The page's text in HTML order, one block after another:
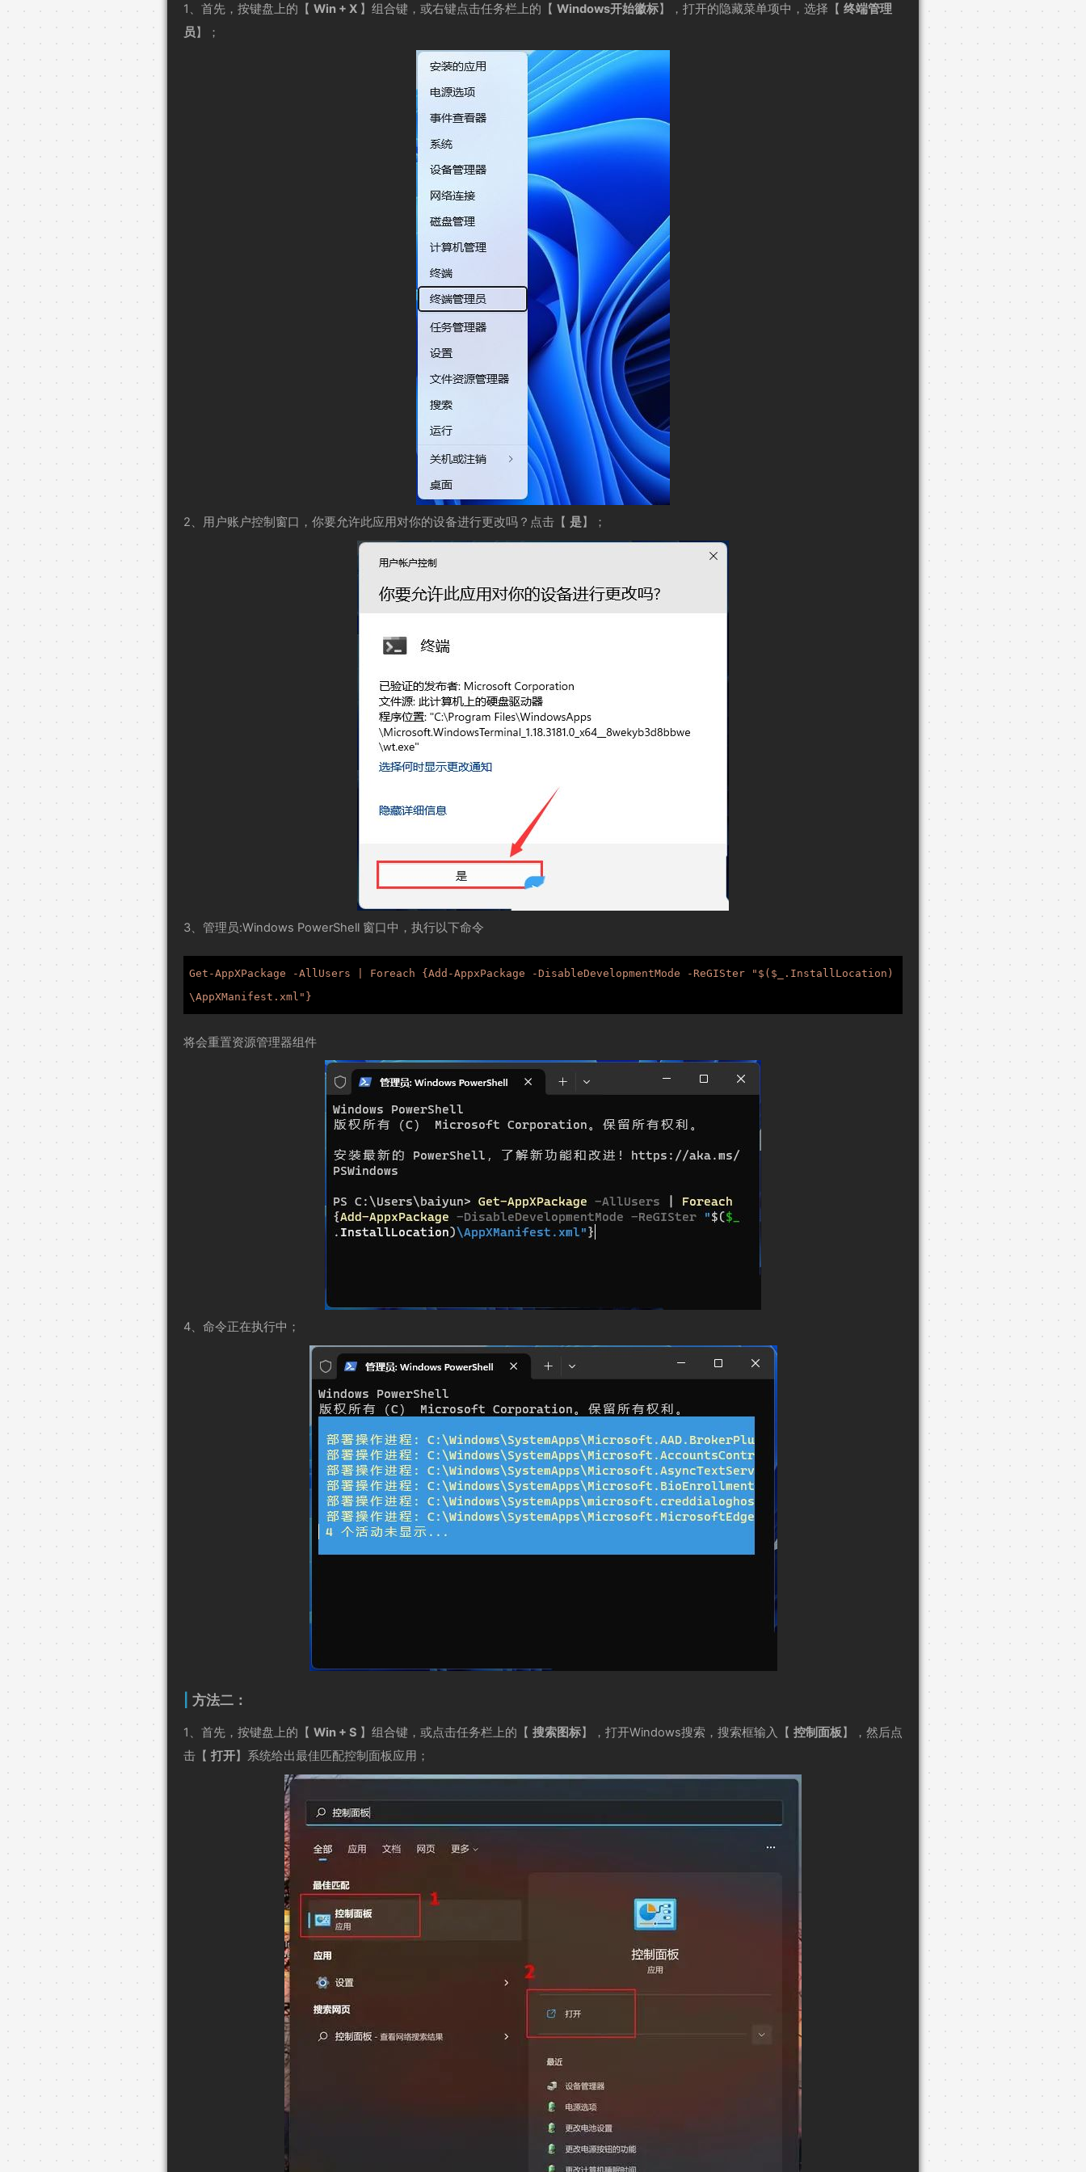
1、首先，按键盘上的【 Win + X 】组合键，或右键点击任务栏上的【 Windows开始徽标】，打开的隐藏菜单项中，选择【 终端管理
员】；
2、用户账户控制窗口，你要允许此应用对你的设备进行更改吗？点击【 是】；
3、管理员:Windows PowerShell 窗口中，执行以下命令
Get-AppXPackage -AllUsers | Foreach {Add-AppxPackage -DisableDevelopmentMode -ReGISter "$($_.InstallLocation)
\AppXManifest.xml"}
将会重置资源管理器组件
4、命令正在执行中；
方法二：
1、首先，按键盘上的【 Win + S 】组合键，或点击任务栏上的【 搜索图标】，打开Windows搜索，搜索框输入【 控制面板】，然后点
击【 打开】系统给出最佳匹配控制面板应用；